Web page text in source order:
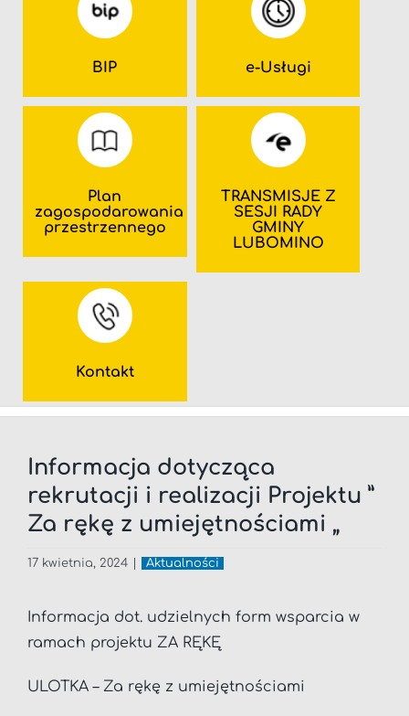
BIP e-Usługi
Plan
zagospodarowania
przestrzennego
TRANSMISJE Z
SESJI RADY
GMINY
LUBOMINO
Kontakt
Informacja dotycząca
rekrutacji i realizacji Projektu ”
Za rękę z umiejętnościami „
17 kwietnia, 2024 Aktualności
Informacja dot. udzielnych form wsparcia w
ramach projektu ZA RĘKĘ
ULOTKA – Za rękę z umiejętnościami